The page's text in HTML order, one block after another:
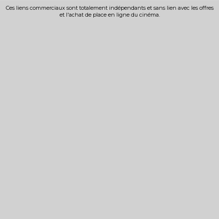
Ces liens commerciaux sont totalement indépendants et sans lien avec les offres
et l'achat de place en ligne du cinéma.